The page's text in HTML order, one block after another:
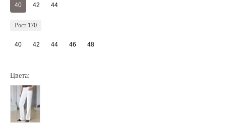
40 42 44
Рост 170
40 42 44 46 48
Цвета: